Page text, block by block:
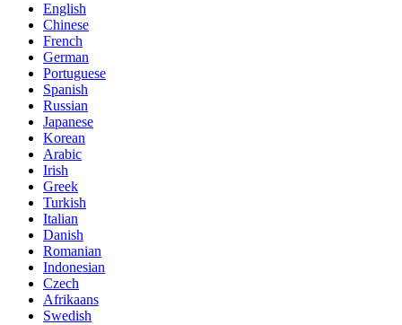
English
Chinese
French
German
Portuguese
Spanish
Russian
Japanese
Korean
Arabic
Irish
Greek
Turkish
Italian
Danish
Romanian
Indonesian
Czech
Afrikaans
Swedish